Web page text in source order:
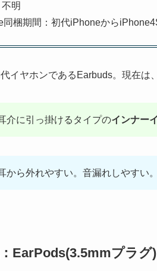
明
同梱期間：初代iPhoneから
イヤホンであるEarbuds。現在は
介に引っ掛けるタイプのインナー
から外れやすい。音漏れしやすい。
EarPods(3.5mmプラグ)